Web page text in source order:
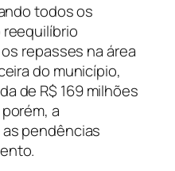
todos os
repasses na área
do município,
de R$ 169 milhões
a
pendências